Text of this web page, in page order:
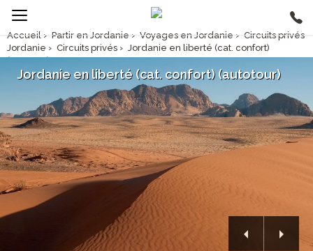
Accueil › Partir en Jordanie › Voyages en Jordanie › Circuits privés
Jordanie › Circuits privés › Jordanie en liberté (cat. confort)
(autotour)
Jordanie en liberté (cat. confort) (autotour)